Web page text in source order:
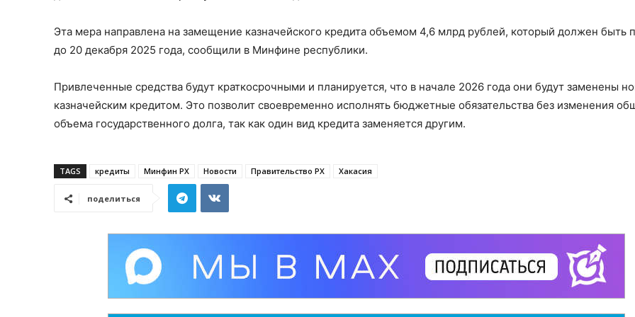
Эта мера направлена на замещение казначейского кредита объемом 4,6 млрд рублей, который должен быть
до 20 декабря 2025 года, сообщили в Минфине республики.
Привлеченные средства будут краткосрочными и планируется, что в начале 2026 года они будут заменены
казначейским кредитом. Это позволит своевременно исполнять бюджетные обязательства без изменения
объема государственного долга, так как один вид кредита заменяется другим.
TAGS кредиты Минфин РХ Новости Правительство РХ Хакасия
поделиться